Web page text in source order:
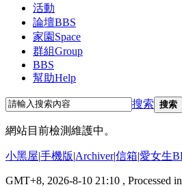
活動
論壇BBS
家園 Space
群組Group
BBS
幫助Help
搜索 搜索
網站目前檢測維護中。
小黑屋|手機版|Archiver|信箱|愛女生
GMT+8, 2026-8-10 21:10 , Processed